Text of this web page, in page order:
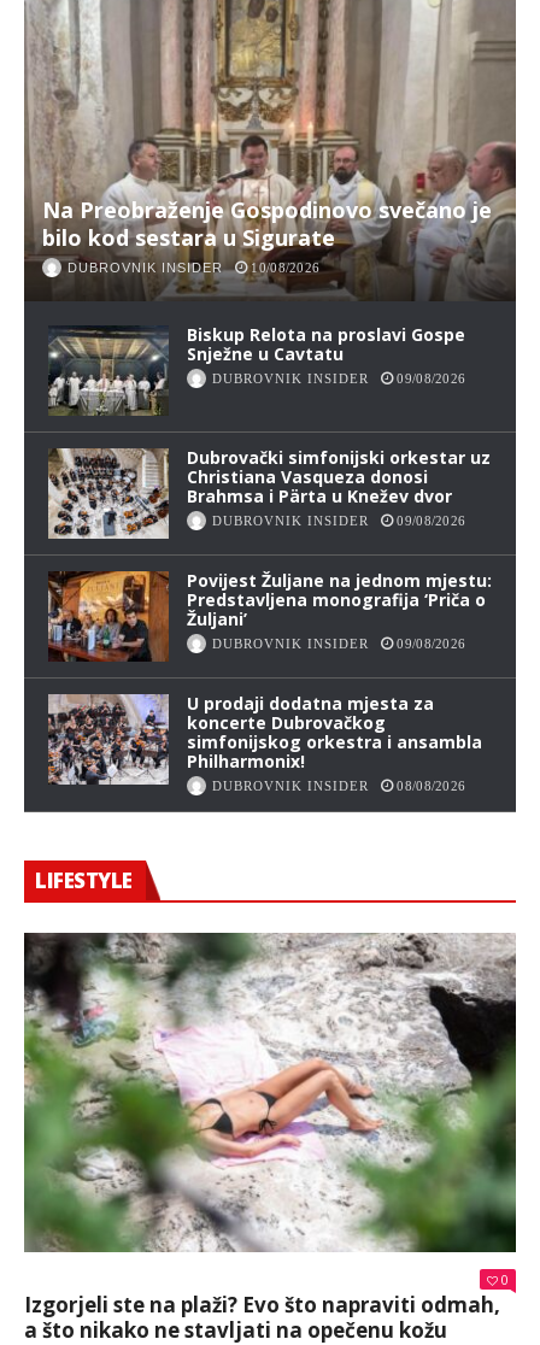
Na Preobraženje Gospodinovo svečano je
bilo kod sestara u Sigurate
DUBROVNIK INSIDER 10/08/2026
Biskup Relota na proslavi Gospe
Snježne u Cavtatu
DUBROVNIK INSIDER 09/08/2026
Dubrovački simfonijski orkestar uz
Christiana Vasqueza donosi
Brahmsa i Pärta u Knežev dvor
DUBROVNIK INSIDER 09/08/2026
Povijest Žuljane na jednom mjestu:
Predstavljena monografija ‘Priča o
Žuljani’
DUBROVNIK INSIDER 09/08/2026
U prodaji dodatna mjesta za
koncerte Dubrovačkog
simfonijskog orkestra i ansambla
Philharmonix!
DUBROVNIK INSIDER 08/08/2026
LIFESTYLE
0
Izgorjeli ste na plaži? Evo što napraviti odmah,
a što nikako ne stavljati na opečenu kožu